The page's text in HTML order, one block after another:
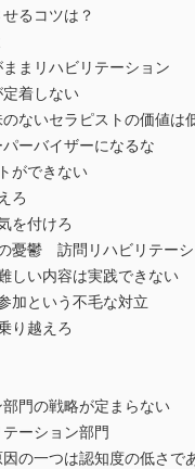
るコツは？
まリハビリテーション
着しない
ないセラピストの価値は
ーバイザーになるな
ができない
ろ
を付けろ
憂鬱 訪問リハビリテーシ
い内容は実践できない
加という不毛な対立
り越えろ
門の戦略が定まらない
ーション部門
の一つは認知度の低さで